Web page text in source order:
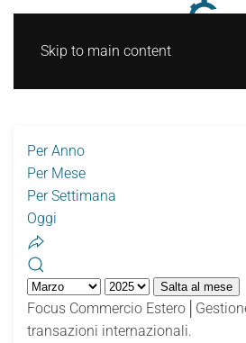
Skip to main content
Per Anno
Per Mese
Per Settimana
Oggi
Salta al mese
Focus Commercio
transazioni internazionali.